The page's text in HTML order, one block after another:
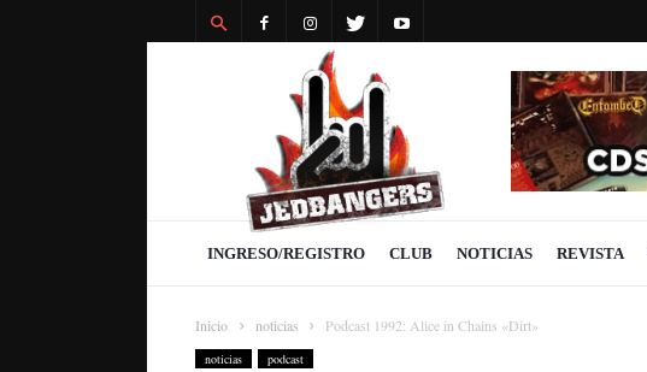
INGRESO/REGISTRO CLUB NOTICIAS REVISTA
Inicio noticias Podcast 1992: Alice in Chains «Dirt»
noticias podcast